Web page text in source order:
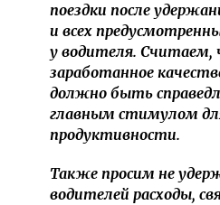
поездки после
и всех
у водителя. Считаем,
заработанное
должно быть
главным стимулом
продуктивности.
Также просим не
водителей расходы,